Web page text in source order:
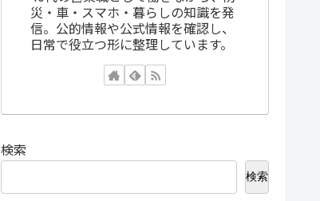
災・車・スマホ・暮らしの知識を発
信。公的情報や公式情報を確認し、
日常で役立つ形に整理しています。
検索
検索